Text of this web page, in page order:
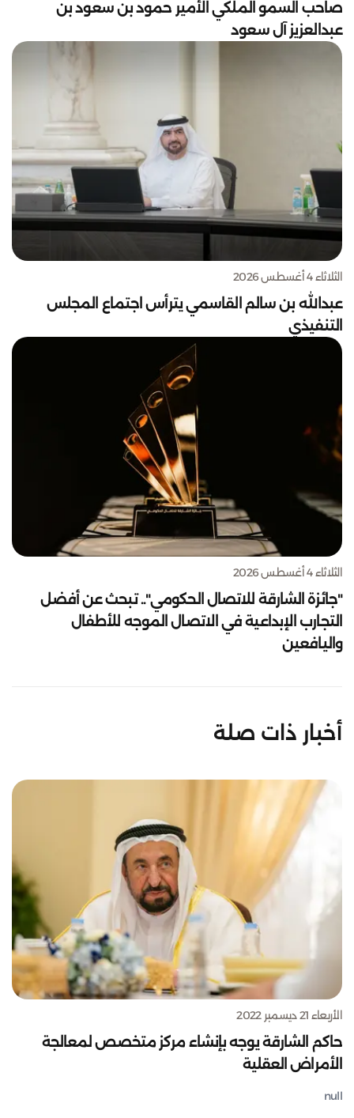
صاحب السمو الملكي الأمير حمود بن سعود بن
عبدالعزيز آل سعود
الثلاثاء 4 أغسطس 2026
عبدالله بن سالم القاسمي يترأس اجتماع المجلس
التنفيذي
الثلاثاء 4 أغسطس 2026
"جائزة الشارقة للاتصال الحكومي".. تبحث عن أفضل
التجارب الإبداعية في الاتصال الموجه للأطفال
واليافعين
أخبار ذات صلة
الأربعاء 21 ديسمبر 2022
حاكم الشارقة يوجه بإنشاء مركز متخصص لمعالجة
الأمراض العقلية
null